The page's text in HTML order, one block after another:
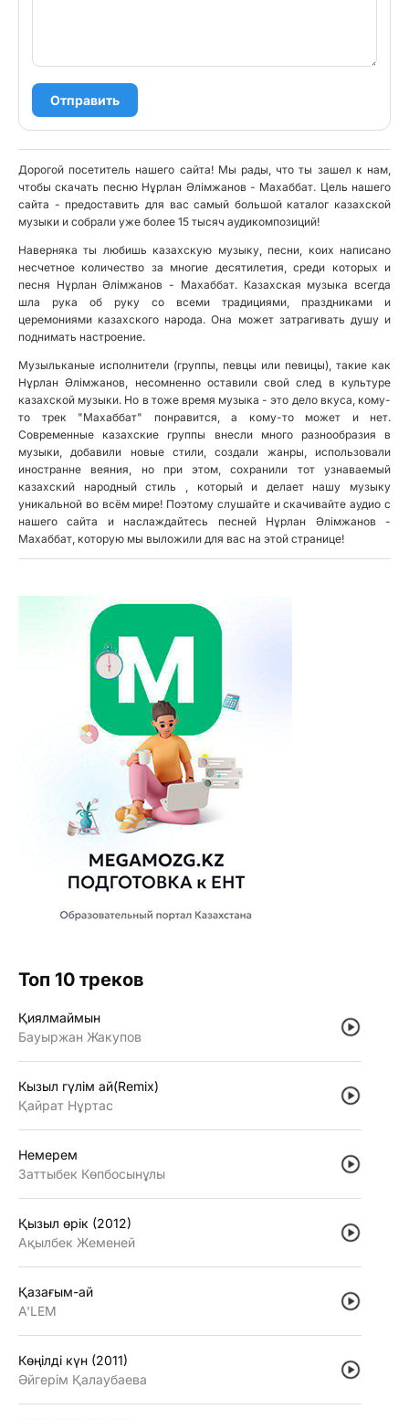
Отправить
Дорогой посетитель нашего сайта! Мы рады, что ты зашел к нам,
чтобы скачать песню Нұрлан Әлімжанов - Махаббат. Цель нашего
сайта - предоставить для вас самый большой каталог казахской
музыки и собрали уже более 15 тысяч аудикомпозиций!
Наверняка ты любишь казахскую музыку, песни, коих написано
несчетное количество за многие десятилетия, среди которых и
песня Нұрлан Әлімжанов - Махаббат. Казахская музыка всегда
шла рука об руку со всеми традициями, праздниками и
церемониями казахского народа. Она может затрагивать душу и
поднимать настроение.
Музыльканые исполнители (группы, певцы или певицы), такие как
Нұрлан Әлімжанов, несомненно оставили свой след в культуре
казахской музыки. Но в тоже время музыка - это дело вкуса, кому-
то трек "Махаббат" понравится, а кому-то может и нет.
Современные казахские группы внесли много разнообразия в
музыки, добавили новые стили, создали жанры, использовали
иностранне веяния, но при этом, сохранили тот узнаваемый
казахский народный стиль , который и делает нашу музыку
уникальной во всём мире! Поэтому слушайте и скачивайте аудио с
нашего сайта и наслаждайтесь песней Нұрлан Әлімжанов -
Махаббат, которую мы выложили для вас на этой странице!
Топ 10 треков
Қиялмаймын
Бауыржан Жакупов
Кызыл гүлiм ай(Remix)
Қайрат Нұртас
Немерем
Заттыбек Көпбосынұлы
Қызыл өрiк (2012)
Ақылбек Жеменей
Қазағым-ай
A'LEM
Көңiлдi күн (2011)
Әйгерiм Қалаубаева